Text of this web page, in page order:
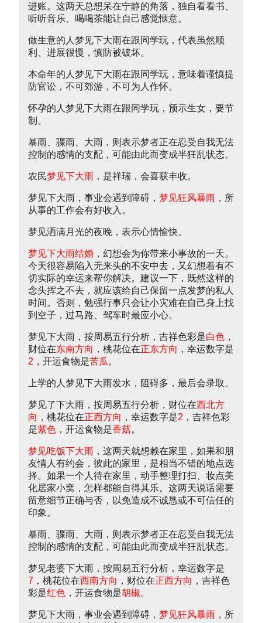
进账。这两天总想呆在宁静的角落，独自看看书、
听听音乐、喝喝茶能让自己感觉惬意。
做生意的人梦见下大雨在跟同学玩，代表虽然顺
利、进展很慢，慎防被破坏。
本命年的人梦见下大雨在跟同学玩，意味着谨慎提
防官讼，不可郊游，不可为人作怀。
怀孕的人梦见下大雨在跟同学玩，预示生女，要节
制。
暴雨、骤雨、大雨，则表示梦者正在忍受自我无法
控制的感情的支配，可能由此而变成半狂乱状态。
农民梦见下大雨 ，是祥瑞，会喜获丰收。
梦见下大雨，事业会遇到障碍， 梦见狂风暴雨 ，所
从事的工作会有好收入。
梦见洒满月光的夜晚，表示心情愉快。
梦见下大雨结婚 ，幻想会为你带来小事故的一天。
今天很容易陷入无来头的不安中去，又幻想着有不
切实际的幸运来帮你解决。建议一下，既然这样的
念头挥之不去，就应该给自己保留一点发梦的私人
时间。否则，勉强行事只会让小灾难在自己身上找
到空子，过马路、驾车时最应小心。
梦见下大雨，按周易五行分析，吉祥色彩是白色 ，
财位在东南方向 ，桃花位在正东方向 ，幸运数字是
2 ，开运食物是苦瓜 。
上学的人梦见下大雨发水，阻碍多，最后会录取。
梦见了下大雨，按周易五行分析，财位在西北方
向 ，桃花位在正西方向 ，幸运数字是2 ，吉祥色彩
是紫色 ，开运食物是香菇。
梦见吃饭下大雨 ，这两天就想赖在家里，如果和朋
友情人有约会，彼此的家里，是相当不错的地点选
择。如果一个人待在家里，动手整理打扫、妆点美
化居家小窝，怎样都能自得其乐。这两天说话需要
留意细节正确与否，以免造成不诚恳或不可信任的
印象。
暴雨、骤雨、大雨，则表示梦者正在忍受自我无法
控制的感情的支配，可能由此而变成半狂乱状态。
梦见老婆下大雨，按周易五行分析，幸运数字是
7 ，桃花位在西南方向 ，财位在正西方向 ，吉祥色
彩是红色 ，开运食物是胡椒。
梦见下大雨，事业会遇到障碍， 梦见狂风暴雨 ，所